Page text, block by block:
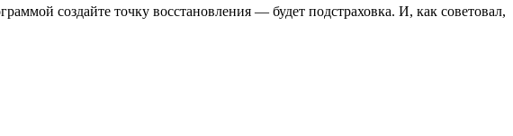
создайте точку восстановления — будет подстраховка. И, как советовал,